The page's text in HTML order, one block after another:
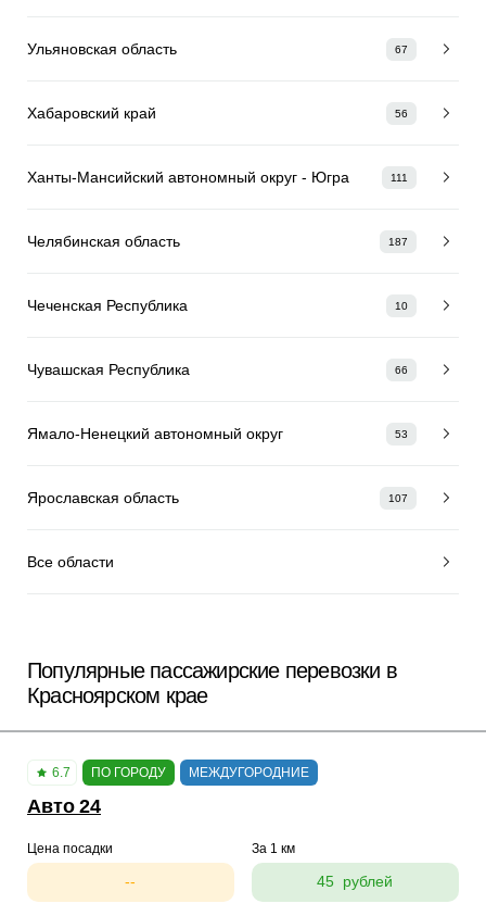
Ульяновская область 67
Хабаровский край 56
Ханты-Мансийский автономный округ - Югра 111
Челябинская область 187
Чеченская Республика 10
Чувашская Республика 66
Ямало-Ненецкий автономный округ 53
Ярославская область 107
Все области
Популярные пассажирские перевозки в
Красноярском крае
6.7 ПО ГОРОДУ МЕЖДУГОРОДНИЕ
Авто 24
Цена посадки
--
За 1 км
45 рублей